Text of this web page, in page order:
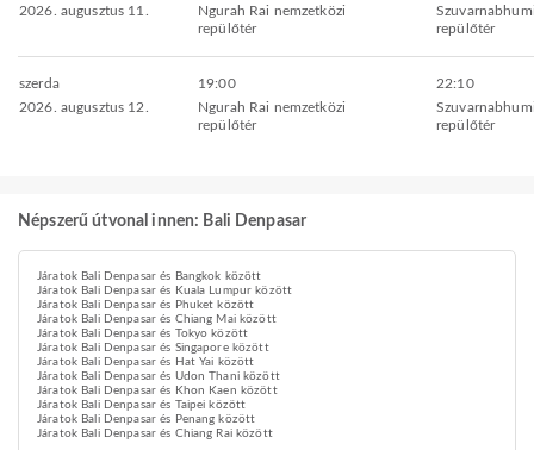
2026. augusztus 11.
Ngurah Rai nemzetközi
repülőtér
repülőtér
szerda
2026. augusztus 12.
19:00
Ngurah Rai nemzetközi
repülőtér
22:10
repülőtér
Népszerű útvonal innen: Bali Denpasar
Járatok Bali Denpasar és Bangkok között
Járatok Bali Denpasar és Kuala Lumpur között
Járatok Bali Denpasar és Phuket között
Járatok Bali Denpasar és Chiang Mai között
Járatok Bali Denpasar és Tokyo között
Járatok Bali Denpasar és Singapore között
Járatok Bali Denpasar és Hat Yai között
Járatok Bali Denpasar és Udon Thani között
Járatok Bali Denpasar és Khon Kaen között
Járatok Bali Denpasar és Taipei között
Járatok Bali Denpasar és Penang között
Járatok Bali Denpasar és Chiang Rai között